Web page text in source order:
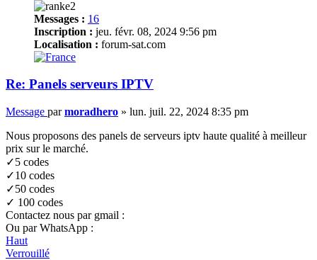
Messages : 16
Inscription : jeu. févr. 08, 2024 9:56 pm
Localisation : forum-sat.com
Re: Panels serveurs IPTV
Message parmoradhero » lun. juil. 22, 2024 8:35 pm
Nous proposons des panels de serveurs iptv haute qualité à meilleur
prix sur le marché.
✓5 codes
✓10 codes
✓50 codes
✓ 100 codes
Contactez nous par gmail :
Ou par WhatsApp :
Haut
Verrouillé